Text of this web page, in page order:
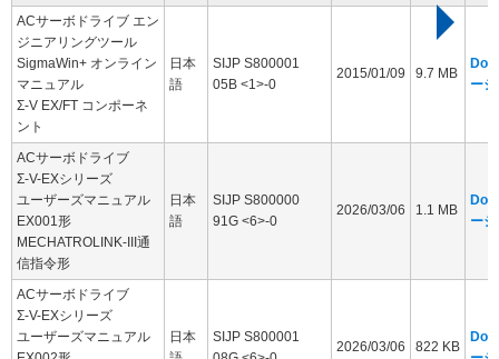
ACサーボドライブ エン
ジニアリングツール
SigmaWin+ オンライン
マニュアル
Σ-V EX/FT コンポーネ
ント
日本
語
SIJP S800001
05B <1>-0
2015/01/09 9.7 MB
ージ
ACサーボドライブ
Σ-V-EXシリーズ
ユーザーズマニュアル
EX001形
MECHATROLINK-III通
信指令形
日本
語
SIJP S800000
91G <6>-0
2026/03/06 1.1 MB
ージ
ACサーボドライブ
Σ-V-EXシリーズ
ユーザーズマニュアル
日本
SIJP S800001
2026/03/06 822 KB